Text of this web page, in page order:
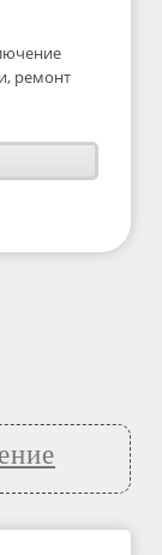
ремонт